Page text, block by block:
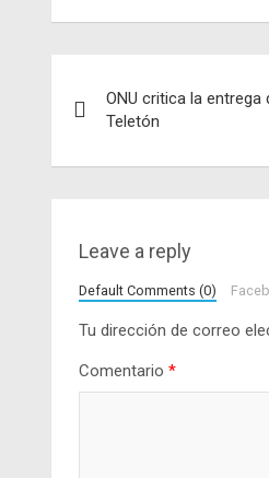
de
entradas
ONU critica la
Teletón
Leave a reply
Default Comments (0)
Tu dirección de correo
Comentario *